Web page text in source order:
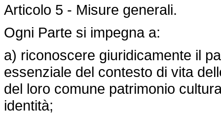
Articolo 5 - Misure generali.
Ogni Parte si impegna a:
a) riconoscere giuridicamente il
essenziale del contesto di vita
del loro comune patrimonio
identità;